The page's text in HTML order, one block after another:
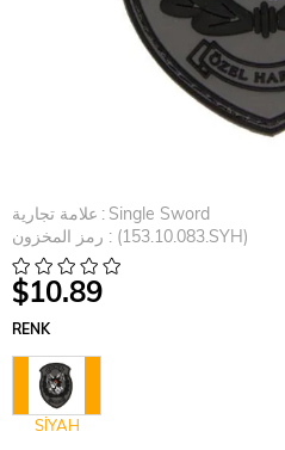
علامة تجارية : Single Sword
رمز المخزون
(153.10.083.SYH)
$10.89
RENK
SİYAH